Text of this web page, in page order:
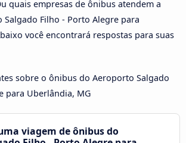
quais empresas de ônibus atendem a
Filho - Porto Alegre para
você encontrará respostas para suas
sobre o ônibus do Aeroporto Salgado
para Uberlândia, MG
viagem de ônibus do